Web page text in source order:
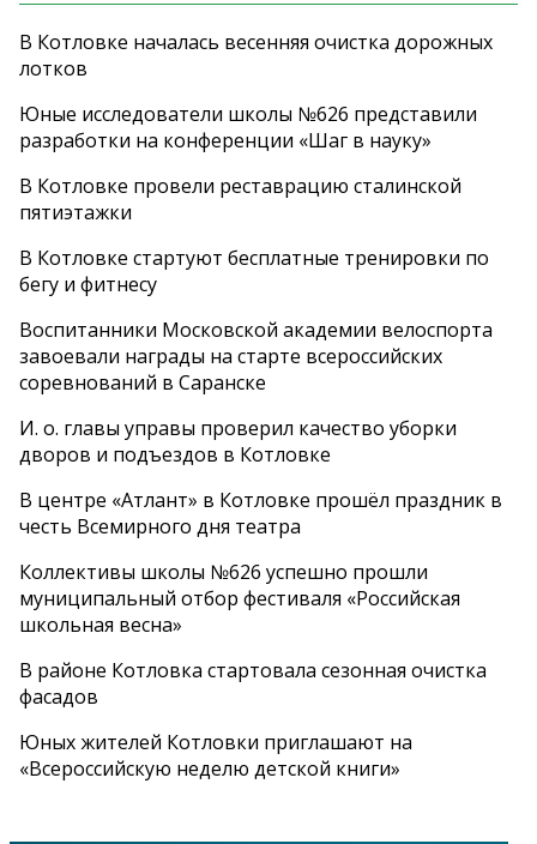
В Котловке началась весенняя очистка дорожных
лотков
Юные исследователи школы №626 представили
разработки на конференции «Шаг в науку»
В Котловке провели реставрацию сталинской
пятиэтажки
В Котловке стартуют бесплатные тренировки по
бегу и фитнесу
Воспитанники Московской академии велоспорта
завоевали награды на старте всероссийских
соревнований в Саранске
И. о. главы управы проверил качество уборки
дворов и подъездов в Котловке
В центре «Атлант» в Котловке прошёл праздник в
честь Всемирного дня театра
Коллективы школы №626 успешно прошли
муниципальный отбор фестиваля «Российская
школьная весна»
В районе Котловка стартовала сезонная очистка
фасадов
Юных жителей Котловки приглашают на
«Всероссийскую неделю детской книги»